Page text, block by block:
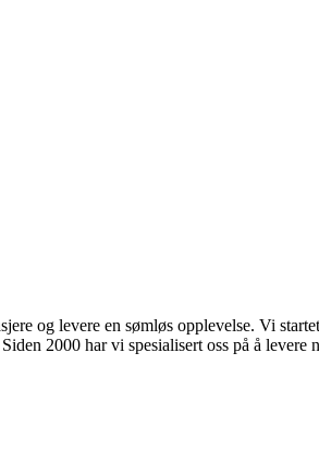
og levere en sømløs opplevelse. Vi
2000 har vi spesialisert oss på å